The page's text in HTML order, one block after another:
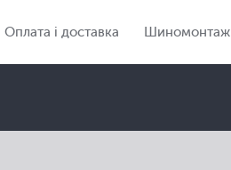
Оплата і доставка Шиномонтаж